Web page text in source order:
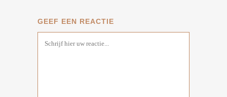
GEEF EEN REACTIE